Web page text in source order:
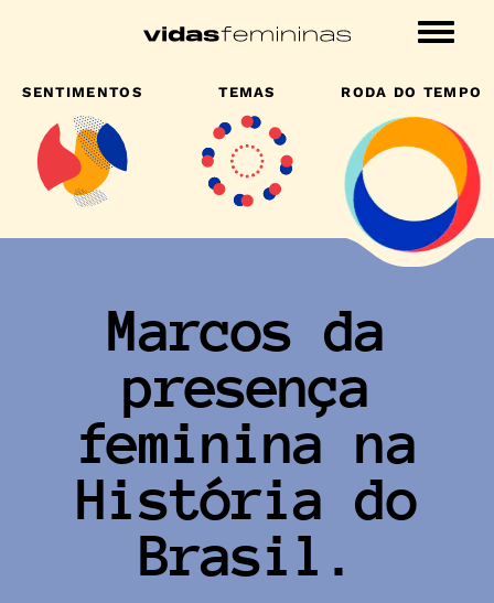
Conteudo
SENTIMENTOS TEMAS RODA DO TEMPO
Marcos da
presença
feminina na
História do
Brasil.